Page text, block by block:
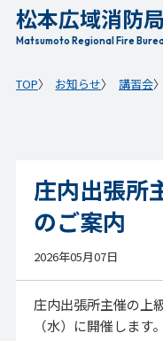
松本広域消防局
Matsumoto Regional Fire
TOP お知らせ 講習会
庄内出張
のご案内
2026年05月07日
庄内出張所主催の上
（水）に開催します。